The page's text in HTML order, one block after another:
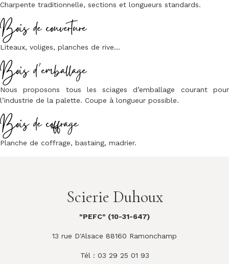
Charpente traditionnelle, sections et longueurs standards.
Bois de couverture
Liteaux, voliges, planches de rive…
Bois d’emballage
Nous proposons tous les sciages d’emballage courant pour
l’industrie de la palette. Coupe à longueur possible.
Bois de coffrage
Planche de coffrage, bastaing, madrier.
Scierie Duhoux
"PEFC" (10-31-647)
13 rue D'Alsace 88160 Ramonchamp
Tél : 03 29 25 01 93